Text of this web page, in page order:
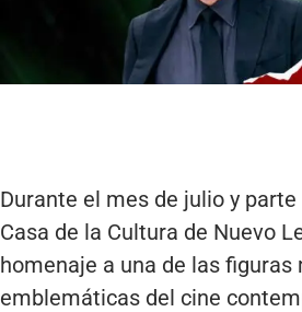
Durante el mes de julio y
Casa de la Cultura de Nuevo
homenaje a una de las figuras
emblemáticas del cine